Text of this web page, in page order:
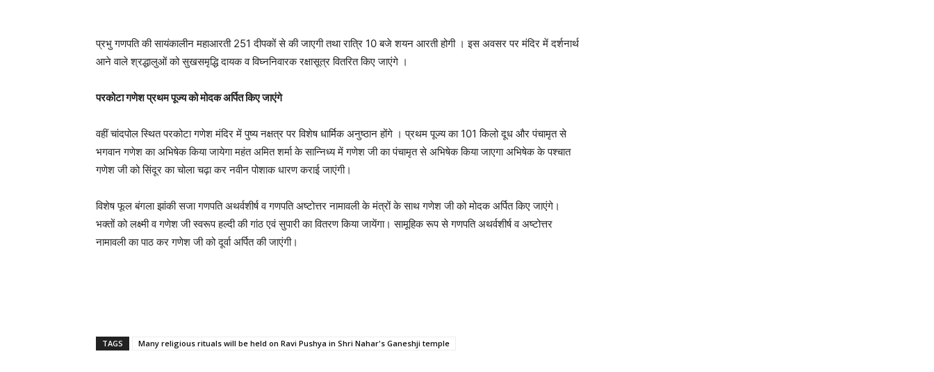
प्रभु गणपति की सायंकालीन महाआरती 251 दीपकों से की जाएगी तथा रात्रि 10 बजे शयन आरती होगी । इस अवसर पर मंदिर में दर्शनार्थ
आने वाले श्रद्धालुओं को सुखसमृद्धि दायक व विघ्ननिवारक रक्षासूत्र वितरित किए जाएंगे ।
परकोटा गणेश प्रथम पूज्य को मोदक अर्पित किए जाएंगे
वहीं चांदपोल स्थित परकोटा गणेश मंदिर में पुष्य नक्षत्र पर विशेष धार्मिक अनुष्ठान होंगे । प्रथम पूज्य का 101 किलो दूध और पंचामृत से
भगवान गणेश का अभिषेक किया जायेगा महंत अमित शर्मा के सान्निध्य में गणेश जी का पंचामृत से अभिषेक किया जाएगा अभिषेक के पश्चात
गणेश जी को सिंदूर का चोला चढ़ा कर नवीन पोशाक धारण कराई जाएंगी।
विशेष फूल बंगला झांकी सजा गणपति अथर्वशीर्ष व गणपति अष्टोत्तर नामावली के मंत्रों के साथ गणेश जी को मोदक अर्पित किए जाएंगे।
भक्तों को लक्ष्मी व गणेश जी स्वरूप हल्दी की गांठ एवं सुपारी का वितरण किया जायेंगा। सामूहिक रूप से गणपति अथर्वशीर्ष व अष्टोत्तर
नामावली का पाठ कर गणेश जी को दूर्वा अर्पित की जाएंगी।
TAGS Many religious rituals will be held on Ravi Pushya in Shri Nahar's Ganeshji temple